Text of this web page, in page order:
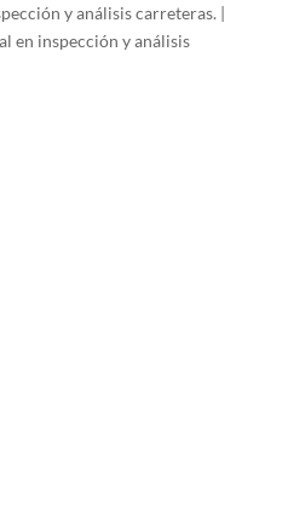
y análisis carreteras. |
en inspección y análisis